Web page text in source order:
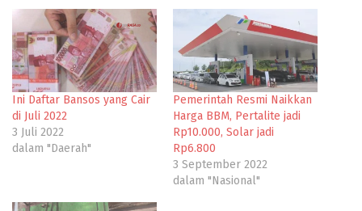
Ini Daftar Bansos yang Cair
di Juli 2022
3 Juli 2022
dalam "Daerah"
Pemerintah Resmi Naikkan
Harga BBM, Pertalite jadi
Rp10.000, Solar jadi
Rp6.800
3 September 2022
dalam "Nasional"